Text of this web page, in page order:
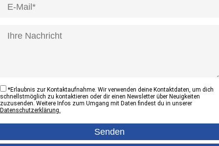
*Erlaubnis zur Kontaktaufnahme. Wir verwenden deine Kontaktdaten, um dich
schnellstmöglich zu kontaktieren oder dir einen Newsletter über Neuigkeiten
zuzusenden. Weitere Infos zum Umgang mit Daten findest du in unserer
Datenschutzerklärung.